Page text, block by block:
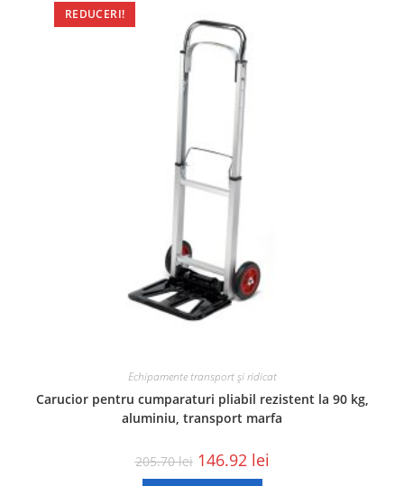
REDUCERI!
Echipamente transport și ridicat
Carucior pentru cumparaturi pliabil rezistent la 90 kg,
aluminiu, transport marfa
205.70lei 146.92 lei